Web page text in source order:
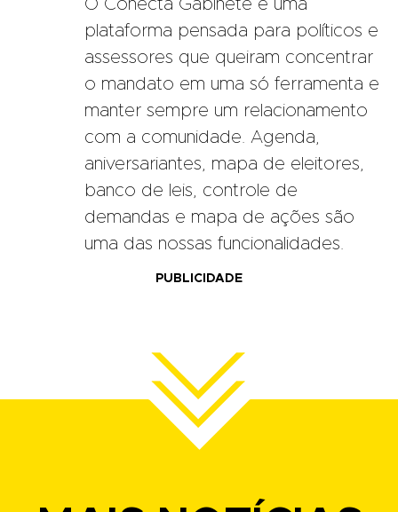
O Conecta Gabinete é uma
plataforma pensada para políticos e
assessores que queiram concentrar
o mandato em uma só ferramenta e
manter sempre um relacionamento
com a comunidade. Agenda,
aniversariantes, mapa de eleitores,
banco de leis, controle de
demandas e mapa de ações são
uma das nossas funcionalidades.
PUBLICIDADE